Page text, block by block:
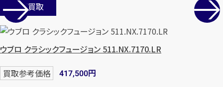
します
【総合受付】24時間・年中無休(年末年
店舗買取
ウブロ クラシックフュージョン 511.NX.7170.LR
買取参考価格 417,500円